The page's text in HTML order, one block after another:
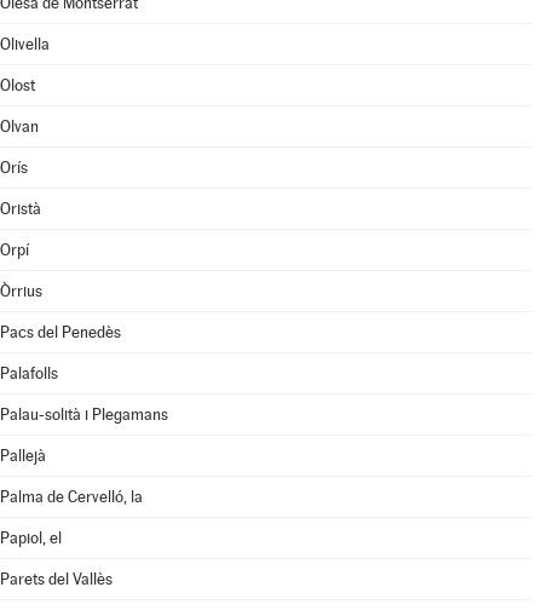
Olivella
Olost
Olvan
Orís
Oristà
Orpí
Òrrius
Pacs del Penedès
Palafolls
Palau-solità i Plegamans
Pallejà
Palma de Cervelló, la
Papiol, el
Parets del Vallès